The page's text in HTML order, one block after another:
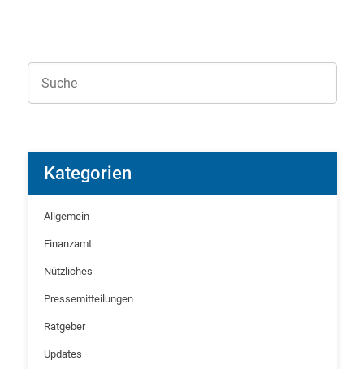
Kategorien
Allgemein
Finanzamt
Nützliches
Pressemitteilungen
Ratgeber
Updates